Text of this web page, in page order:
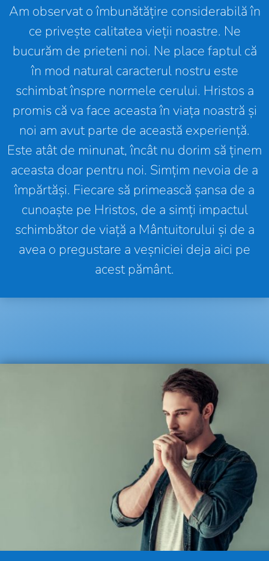
Am observat o îmbunătățire considerabilă în
ce privește calitatea vieții noastre. Ne
bucurăm de prieteni noi. Ne place faptul că
în mod natural caracterul nostru este
schimbat înspre normele cerului. Hristos a
promis că va face aceasta în viața noastră și
noi am avut parte de această experiență.
Este atât de minunat, încât nu dorim să ținem
aceasta doar pentru noi. Simțim nevoia de a
împărtăși. Fiecare să primească șansa de a
cunoaște pe Hristos, de a simți impactul
schimbător de viață a Mântuitorului și de a
avea o pregustare a veșniciei deja aici pe
acest pământ.